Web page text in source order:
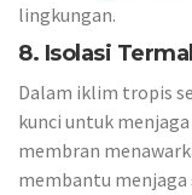
lingkungan.
8. Isolasi
Dalam iklim tropis
kunci untuk
membran
membantu menjaga